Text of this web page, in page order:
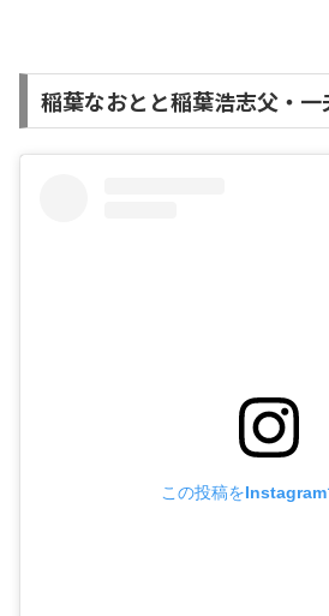
稲葉なおとと稲葉浩志父・
この投稿をInstagram